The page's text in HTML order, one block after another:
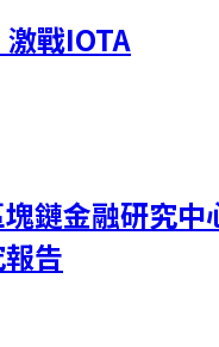
激戰IOTA
鏈金融研究中
告